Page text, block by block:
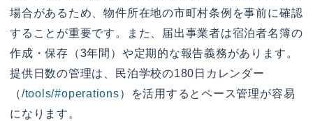
場合があるため、物件所在地の市町村条例を事前に確認
することが重要です。また、届出事業者は宿泊者名簿の
作成・保存（3年間）や定期的な報告義務があります。
提供日数の管理は、民泊学校の180日カレンダー
（/tools/#operations）を活用するとペース管理が容易
になります。